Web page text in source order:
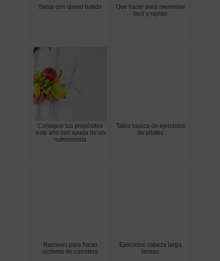
Salsa con queso batido
Que hacer para merendar
facil y rapido
Consigue tus propósitos
este año con ayuda de un
nutricionista
Tabla basica de ejercicios
de pilates
Razones para hacer
ciclismo de carretera
Ejercicios cabeza larga
biceps